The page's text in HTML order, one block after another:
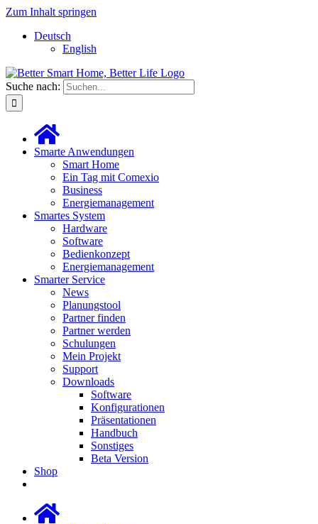
Zum Inhalt springen
Deutsch
English
Suche nach:
Smarte Anwendungen
Smart Home
Ein Tag mit Comexio
Business
Energiemanagement
Smartes System
Hardware
Software
Bedienkonzept
Energiemanagement
Smarter Service
News
Planungstool
Partner finden
Partner werden
Schulungen
Mein Projekt
Support
Downloads
Software
Konfigurationen
Präsentationen
Handbuch
Sonstiges
Beta Version
Shop